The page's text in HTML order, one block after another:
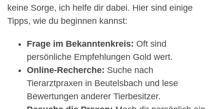
keine Sorge, ich helfe dir dabei. Hier sind einige
Tipps, wie du beginnen kannst:
Frage im Bekanntenkreis: Oft sind
persönliche Empfehlungen Gold wert.
Online-Recherche: Suche nach
Tierarztpraxen in Beutelsbach und lese
Bewertungen anderer Tierbesitzer.